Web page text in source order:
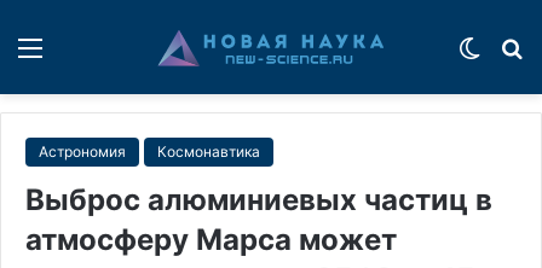
Астрономия Космонавтика
Выброс алюминиевых частиц в
атмосферу Марса может